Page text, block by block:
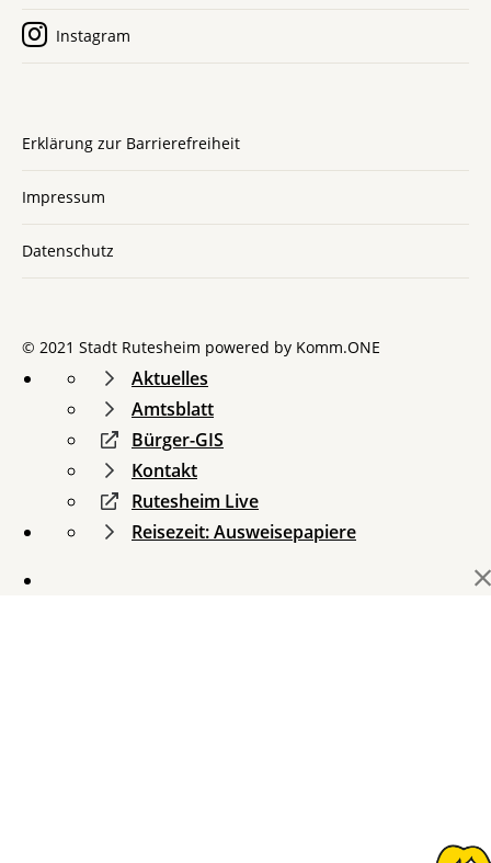
Instagram
Erklärung zur Barrierefreiheit
Impressum
Datenschutz
© 2021 Stadt Rutesheim powered by Komm.ONE
Aktuelles
Amtsblatt
Bürger-GIS
Kontakt
Rutesheim Live
Reisezeit: Ausweisepapiere